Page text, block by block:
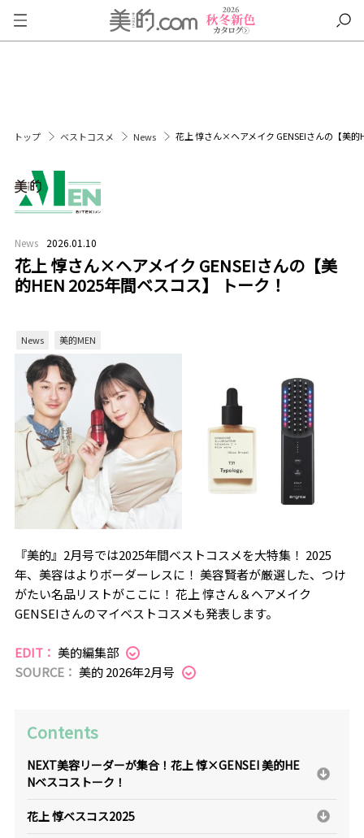
トップ ベストコスメ News 花上 惇さん×ヘアメイク GENSEIさんの【美
News 2026.01.10
花上 惇さん×ヘアメイク GENSEIさんの【美
的HEN 2025年間ベスコス】 トーク！
News 美的MEN
『美的』2月号では2025年間ベストコスメを大特集！ 2025
年、美容はよりボーダーレスに！ 美容賢者が厳選した、つけ
がたい名品リストがここに！ 花上 惇さん＆ヘアメイク
GENSEIさんのマイベストコスメも発表します。
EDIT： 美的編集部
SOURCE： 美的 2026年2月号
Contents
NEXT美容リーダーが集合！花上 惇×GENSEI 美的HE
Nベスコストーク！
花上 惇ベスコス2025